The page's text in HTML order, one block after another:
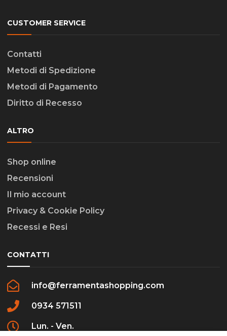
CUSTOMER SERVICE
Contatti
Metodi di Spedizione
Metodi di Pagamento
Diritto di Recesso
ALTRO
Shop online
Recensioni
Il mio account
Privacy & Cookie Policy
Recessi e Resi
CONTATTI
info@ferramentashopping.com
0934 571511
Lun. - Ven.